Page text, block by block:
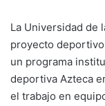
La Universidad de
proyecto
un programa
deportiva Azteca
el trabajo en